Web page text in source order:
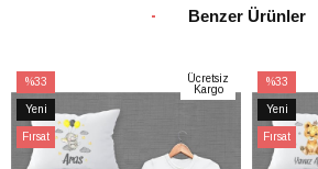
Benzer Ürünler
%33
İndirim
%33İndirim
Yeni
Ürün
Fırsat
Ürünü
Ücretsiz
Kargo
%33
İndirim
%33İndirim
Yeni
Ürün
Fırsat
Ürünü